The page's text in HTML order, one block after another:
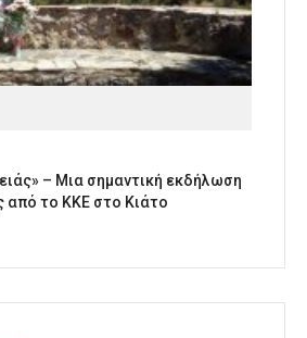
– Μια σημαντική εκδήλωση
από το ΚΚΕ στο Κιάτο